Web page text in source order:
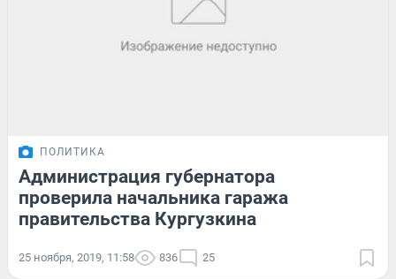
ПОЛИТИКА
Администрация губернатора
проверила начальника гаража
правительства Кургузкина
25 ноября, 2019, 11:58 836 25